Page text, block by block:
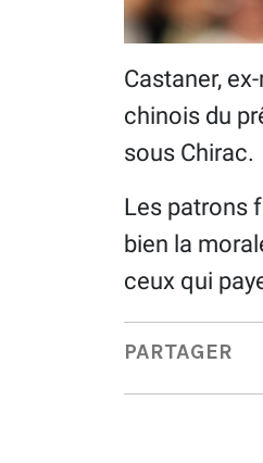
Castaner,
chinois du
sous Chirac.
Les patrons
bien la
ceux qui
PARTAGER